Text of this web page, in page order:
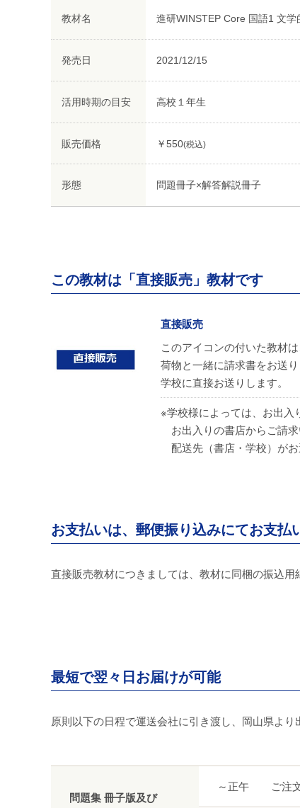
教材名 進研WINSTEP Core 国語1 文学
発売日 2021/12/15
活用時期の目安 高校１年生
販売価格 ￥550(税込)
形態 問題冊子×解答解説冊子
この教材は「直接販売」教材です
直接販売
このアイコンの付いた教材
荷物と一緒に請求書をお送
学校に直接お送りします。
※学校様によっては、お出入
お出入りの書店からご請求
配送先（書店・学校）がお
お支払いは、郵便振り込みにてお支払
直接販売教材につきましては、教材に同梱の振込用
最短で翌々日お届けが可能
原則以下の日程で運送会社に引き渡し、岡山県より
問題集 冊子版及び
～正午 ご注